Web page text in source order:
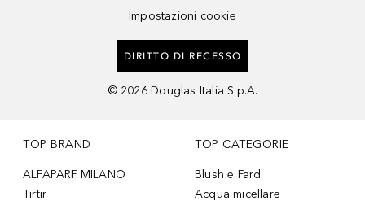
Impostazioni cookie
DIRITTO DI RECESSO
© 2026 Douglas Italia S.p.A.
TOP BRAND
ALFAPARF MILANO
Tirtir
TOP CATEGORIE
Blush e Fard
Acqua micellare